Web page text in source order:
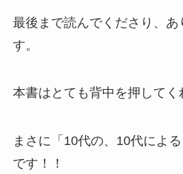
最後まで読んでくださり、あ
す。
本書はとても背中を押してく
まさに「10代の、10代によ
です！！